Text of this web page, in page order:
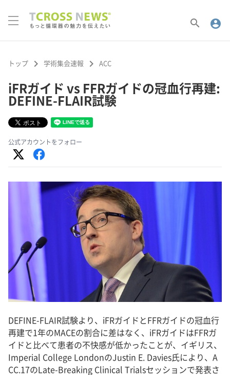
search account_circle
トップ keyboard_arrow_right 学術集会速報 keyboard_arrow_right ACC
iFRガイド vs FFRガイドの冠血行再建:
DEFINE-FLAIR試験
公式アカウントをフォロー
DEFINE-FLAIR試験より、iFRガイドとFFRガイドの冠血行
再建で1年のMACEの割合に差はなく、iFRガイドはFFRガ
イドと比べて患者の不快感が低かったことが、イギリス、
Imperial College LondonのJustin E. Davies氏により、A
CC.17のLate-Breaking Clinical Trialsセッションで発表さ